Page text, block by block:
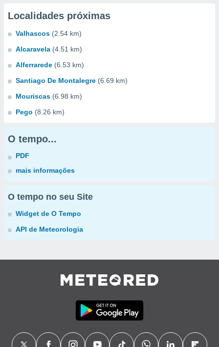
Localidades próximas
Valhascos (2.54 km)
Alcaravela (4.51 km)
Alferrarede (6.53 km)
Santiago De Montalegre (6.69 km)
Mouriscas (6.98 km)
Pego (8.26 km)
O tempo...
PDF
mais informações
O tempo no seu Site
Widget de O Tempo
API de Meteorologia